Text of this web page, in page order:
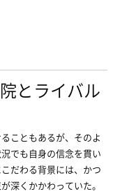
とライバル
こともあるが、そのよ
でも自身の信念を貫い
だわる背景には、かつ
深くかかわっていた。